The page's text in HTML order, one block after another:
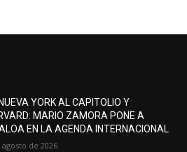
YORK AL CAPITOLIO Y
MARIO ZAMORA PONE A
EN LA AGENDA INTERNACIONAL
agosto de 2026